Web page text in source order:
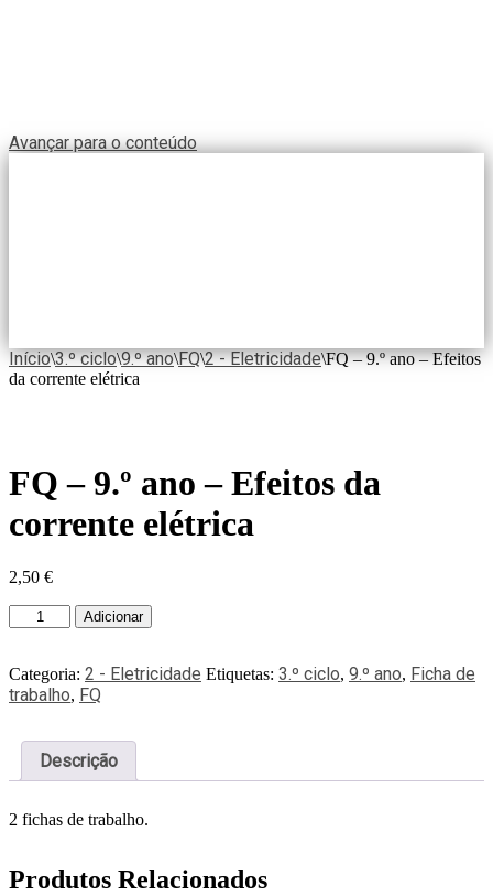
Avançar para o conteúdo
Início\3.º ciclo\9.º ano\FQ\2 - Eletricidade\FQ – 9.º ano – Efeitos
da corrente elétrica
FQ – 9.º ano – Efeitos da
corrente elétrica
2,50 €
Adicionar
Categoria: 2 - Eletricidade Etiquetas: 3.º ciclo, 9.º ano, Ficha de
trabalho, FQ
Descrição
2 fichas de trabalho.
Produtos Relacionados